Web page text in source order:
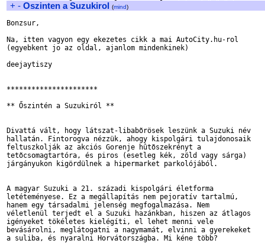
+ - Oszinten a Suzukirol (mind)
Bonzsur,
Na, itten vagyon egy ekezetes cikk a mai AutoCity.hu-rol
(egyebkent jo az oldal, ajanlom mindenkinek)
deejaytiszy
**********************
** Őszintén a Suzukiról **
Divattá vált, hogy látszat-libabõrösek leszünk a Suzuki név
hallatán. Fintorogva nézzük, ahogy kispolgári tulajdonosaik
feltuszkolják az akciós Gorenje hûtõszekrényt a
tetõcsomagtartóra, és piros (esetleg kék, zöld vagy sárga)
járgányukon kigördülnek a hipermarket parkolójából.
A magyar Suzuki a 21. századi kispolgári életforma
letéteményese. Ez a megállapítás nem pejoratív tartalmú,
hanem egy társadalmi jelenség megfogalmazása. Nem
véletlenül terjedt el a Suzuki hazánkban, hiszen az átlagos
igényeket tökéletes kielégíti, el lehet menni vele
bevásárolni, meglátogatni a nagymamát, elvinni a gyerekeket
a suliba, és nyaralni Horvátországba. Mi kéne több?